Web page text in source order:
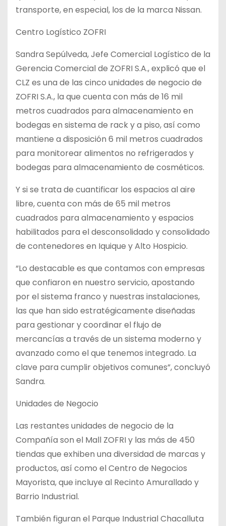
transporte, en especial, los de la marca Nissan.
Centro Logístico ZOFRI
Sandra Sepúlveda, Jefe Comercial Logístico de la
Gerencia Comercial de ZOFRI S.A., explicó que el
CLZ es una de las cinco unidades de negocio de
ZOFRI S.A., la que cuenta con más de 16 mil
metros cuadrados para almacenamiento en
bodegas en sistema de rack y a piso, así como
mantiene a disposición 6 mil metros cuadrados
para monitorear alimentos no refrigerados y
bodegas para almacenamiento de cosméticos.
Y si se trata de cuantificar los espacios al aire
libre, cuenta con más de 65 mil metros
cuadrados para almacenamiento y espacios
habilitados para el desconsolidado y consolidado
de contenedores en Iquique y Alto Hospicio.
“Lo destacable es que contamos con empresas
que confiaron en nuestro servicio, apostando
por el sistema franco y nuestras instalaciones,
las que han sido estratégicamente diseñadas
para gestionar y coordinar el flujo de
mercancías a través de un sistema moderno y
avanzado como el que tenemos integrado. La
clave para cumplir objetivos comunes”, concluyó
Sandra.
Unidades de Negocio
Las restantes unidades de negocio de la
Compañía son el Mall ZOFRI y las más de 450
tiendas que exhiben una diversidad de marcas y
productos, así como el Centro de Negocios
Mayorista, que incluye al Recinto Amurallado y
Barrio Industrial.
También figuran el Parque Industrial Chacalluta